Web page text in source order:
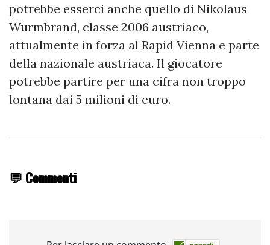
potrebbe esserci anche quello di Nikolaus
Wurmbrand, classe 2006 austriaco,
attualmente in forza al Rapid Vienna e parte
della nazionale austriaca. Il giocatore
potrebbe partire per una cifra non troppo
lontana dai 5 milioni di euro.
💬 Commenti